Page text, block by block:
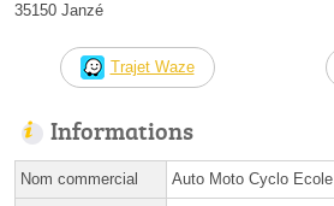
35150 Janzé
Trajet Waze
Informations
Nom commercial Auto Moto Cyclo Ecole